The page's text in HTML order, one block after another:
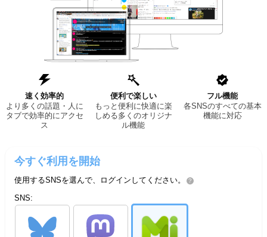
速く効率的
より多くの話題・人に
タブで効率的にアクセ
ス
便利で楽しい
もっと便利に快適に楽
しめる多くのオリジナ
ル機能
フル機能
各SNSのすべての基本
機能に対応
今すぐ利用を開始
使用するSNSを選んで、ログインしてください。 ?
SNS: